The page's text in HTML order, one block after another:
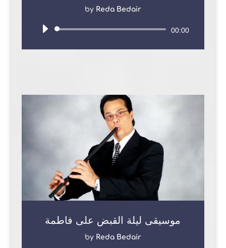
by Reda Bedair
Audio
00:00
موسيقى ليلة القبض على فاطمة
by Reda Bedair